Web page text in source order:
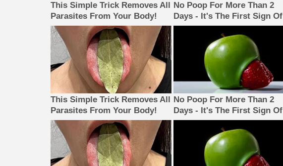
This Simple Trick Removes All
Parasites From Your Body!
No Poop For More Than 2
Days - It's The First Sign Of
This Simple Trick Removes All
Parasites From Your Body!
No Poop For More Than 2
Days - It's The First Sign Of